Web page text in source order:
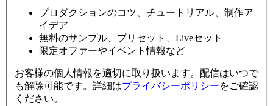
プロダクションのコツ、チュートリアル、制作ア
イデア
無料のサンプル、プリセット、Liveセット
限定オファーやイベント情報など
お客様の個人情報を適切に取り扱います。配信はいつで
も解除可能です。詳細はプライバシーポリシーをご確認
ください。